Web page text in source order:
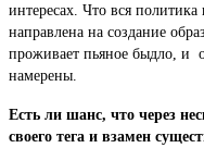
интересах. Что вся
направлена на создание
проживает пьяное быдло, и
намерены.
Есть ли шанс, что через
своего тега и взамен